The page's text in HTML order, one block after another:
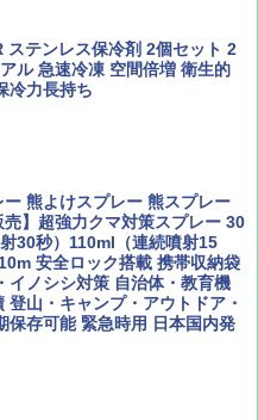
ル"旅"財布 ランダム2種】
特集 星野道夫 夢見る旅
～2027 地球の歩き方D アジア
ーロッパ
スター・ウォーズ
(パイクスピーク) 着替えテン
ー テント 【中が透けない】 1
ク ポップアップテント 携帯 簡
《めざましテレビで紹介》
ッチ RENEW 幅200 2-3人用 43
ステンレス保冷剤 2個セット 2
ル 急速冷凍 空間倍増 衛生的
冷力長持ち
熊よけスプレー 熊スプレー
売】超強力クマ対策スプレー 30
30秒）110ml（連続噴射15
安全ロック搭載 携帯収納袋
イノシシ対策 自治体・教育機
登山・キャンプ・アウトドア・
保存可能 緊急時用 日本国内発